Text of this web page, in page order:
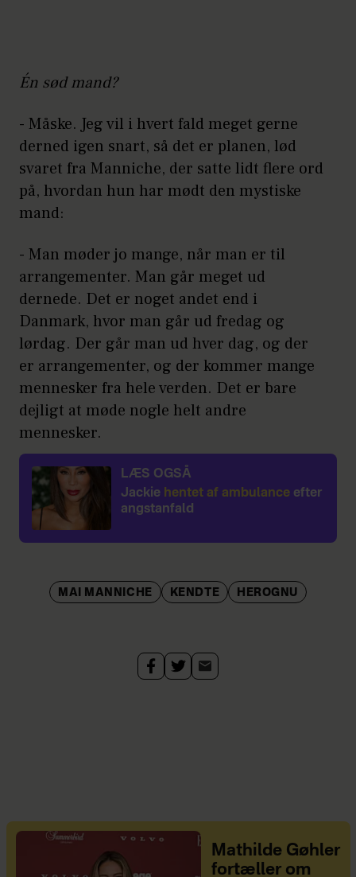
Én sød mand?
- Måske. Jeg vil i hvert fald meget gerne
derned igen snart, så det er planen, lød
svaret fra Manniche, der satte lidt flere ord
på, hvordan hun har mødt den mystiske
mand:
- Man møder jo mange, når man er til
arrangementer. Man går meget ud
dernede. Det er noget andet end i
Danmark, hvor man går ud fredag og
lørdag. Der går man ud hver dag, og der
er arrangementer, og der kommer mange
mennesker fra hele verden. Det er bare
dejligt at møde nogle helt andre
mennesker.
LÆS OGSÅ
Jackie hentet af ambulance efter
angstanfald
MAI MANNICHE KENDTE HEROGNU
Mathilde Gøhler
fortæller om